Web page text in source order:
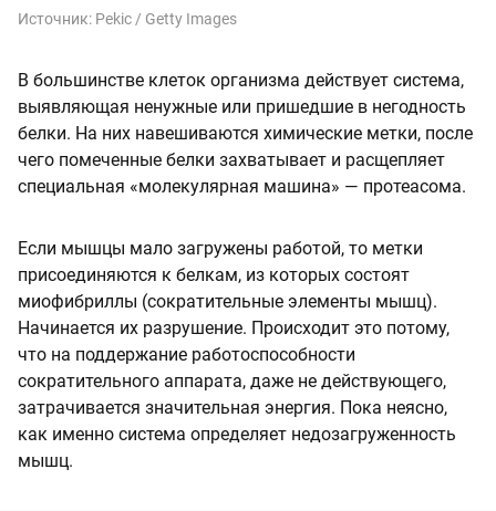
Источник: Pekic / Getty Images
В большинстве клеток организма действует система,
выявляющая ненужные или пришедшие в негодность
белки. На них навешиваются химические метки, после
чего помеченные белки захватывает и расщепляет
специальная «молекулярная машина» — протеасома.
Если мышцы мало загружены работой, то метки
присоединяются к белкам, из которых состоят
миофибриллы (сократительные элементы мышц).
Начинается их разрушение. Происходит это потому,
что на поддержание работоспособности
сократительного аппарата, даже не действующего,
затрачивается значительная энергия. Пока неясно,
как именно система определяет недозагруженность
мышц.